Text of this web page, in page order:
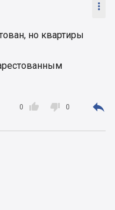

но квартиры

0  0 